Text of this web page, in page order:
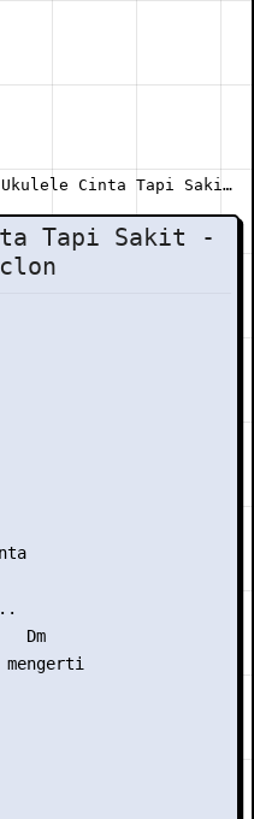
Cinta Tapi Sakit - New Syclon
Tapi Sakit -
Dm